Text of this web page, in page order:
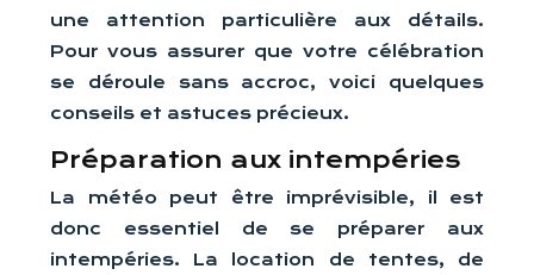
une attention particulière aux détails.
Pour vous assurer que votre célébration
se déroule sans accroc, voici quelques
conseils et astuces précieux.
Préparation aux intempéries
La météo peut être imprévisible, il est
donc essentiel de se préparer aux
intempéries. La location de tentes, de